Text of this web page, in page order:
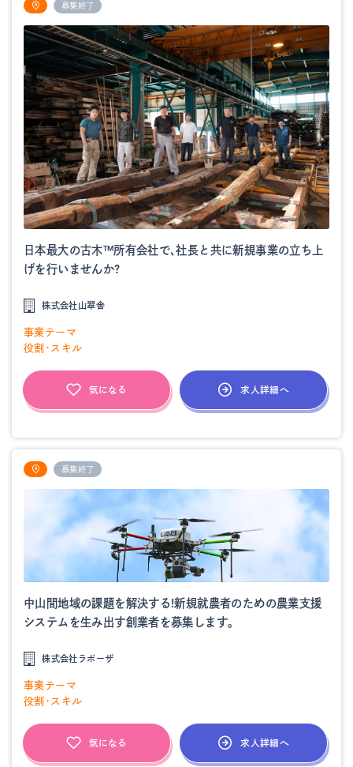
募集終了
日本最大の古木™所有会社で、社長と共に新規事業の立ち上
げを行いませんか?
株式会社山翠舎
事業テーマ
役割・スキル
気になる 求人詳細へ
募集終了
中山間地域の課題を解決する!新規就農者のための農業支援
システムを生み出す創業者を募集します。
株式会社ラポーザ
事業テーマ
役割・スキル
気になる 求人詳細へ